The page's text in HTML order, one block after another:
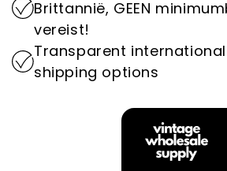
industrie op het milieu.
Supply, waar onze toewijding
inkoop en service jouw
naar nieuwe hoogten tilt.
Brittannië, GEEN
vereist!
Transparent
shipping options